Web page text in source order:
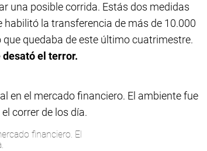
una posible corrida. Estás dos medidas
habilitó la transferencia de más de 10.000
quedaba de este último cuatrimestre.
el terror.
financiero. El